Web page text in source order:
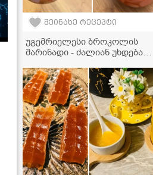
შეინახე რეცეპტი
უგემრიელესი ბროკოლის
მარინადი - ძალიან უხდება
განსაკუთრებულ გემოს
აძლევს